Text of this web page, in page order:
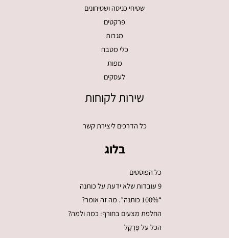
שטיחי כניסה ושטיחונים
פרקטים
מגבות
כלי מטבח
מפות
לעסקים
שירות לקוחות
כל הדרכים ליצירת קשר
בלוג
כל הפוסטים
9 עובדות שלא ידעת על כותנה
“100% כותנה״. מה זה אומר?
החלפת מצעים בחורף: כמה ולמה?
הכל על פֶּרְקָל